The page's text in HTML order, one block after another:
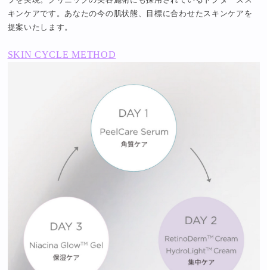
キンケアです。あなたの今の肌状態、目標に合わせたスキンケアを
提案いたします。
SKIN CYCLE METHOD